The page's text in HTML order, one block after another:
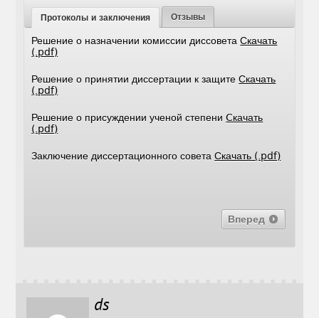
Протоколы и заключения Отзывы
Решение о назначении комиссии диссоветаСкачать
(.pdf)
Решение о принятии диссертации к защитеСкачать
(.pdf)
Решение о присуждении ученой степениCкачать
(.pdf)
Заключение диссертационного советаСкачать (.pdf)
Вперед
ds